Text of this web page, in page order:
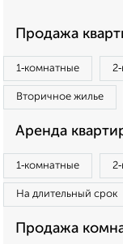
Продажа
1‑комнатные
Вторичное жилье
Аренда
1‑комнатные
На длительный срок
Продажа